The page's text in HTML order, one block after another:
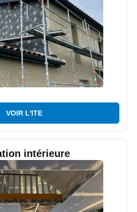
VOIR L'ITE
intérieure